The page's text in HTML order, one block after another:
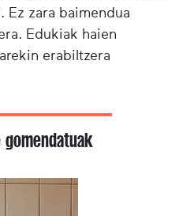
zara baimendua
Edukiak haien
erabiltzera